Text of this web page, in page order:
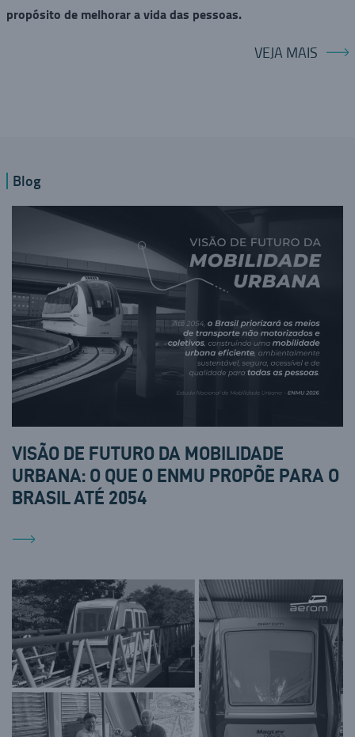
propósito de melhorar a vida das pessoas.
VEJA MAIS
Blog
VISÃO DE FUTURO DA MOBILIDADE
URBANA: O QUE O ENMU PROPÕE PARA O
BRASIL ATÉ 2054